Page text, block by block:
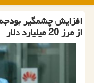
افزایش چشمگیر
از مرز 20 میلیارد دلار